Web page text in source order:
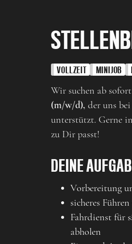
VOLLZEIT MINIJOB
Wir suchen ab
(m/w/d), der uns
unterstützt. Gerne
zu Dir passt!
DEINE
Vorbereitung
sicheres
Fahrdienst für
abholen